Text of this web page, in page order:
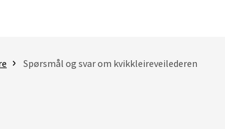
Spørsmål og svar om kvikkleireveilederen